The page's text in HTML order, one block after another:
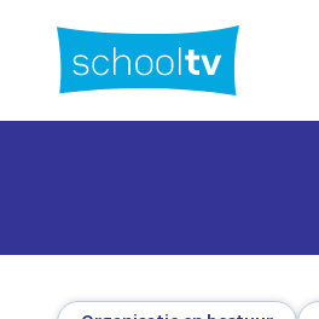
hoofdinhoud